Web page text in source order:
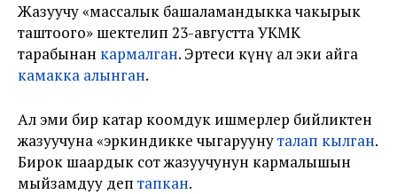
Жазуучу «массалык башаламандыкка чакырык
таштоого» шектелип 23-августта УКМК
тарабынан кармалган. Эртеси күнү ал эки айга
камакка алынган.
Ал эми бир катар коомдук ишмерлер бийликтен
жазуучуна «эркиндикке чыгаруунуталап кылган.
Бирок шаардык сот жазуучунун кармалышын
мыйзамдуу деп тапкан.